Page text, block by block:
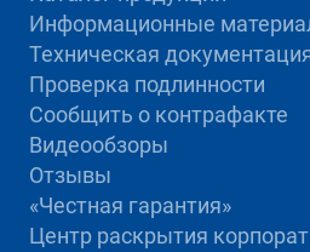
Информационные
Техническая
Проверка подлинности
Сообщить о контрафакте
Видеообзоры
Отзывы
«Честная гарантия»
Центр раскрытия